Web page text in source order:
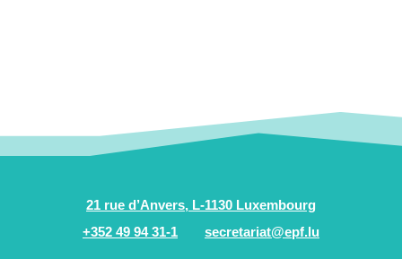
21 rue d’Anvers, L-1130 Luxembourg
+352 49 94 31-1
secretariat@epf.lu